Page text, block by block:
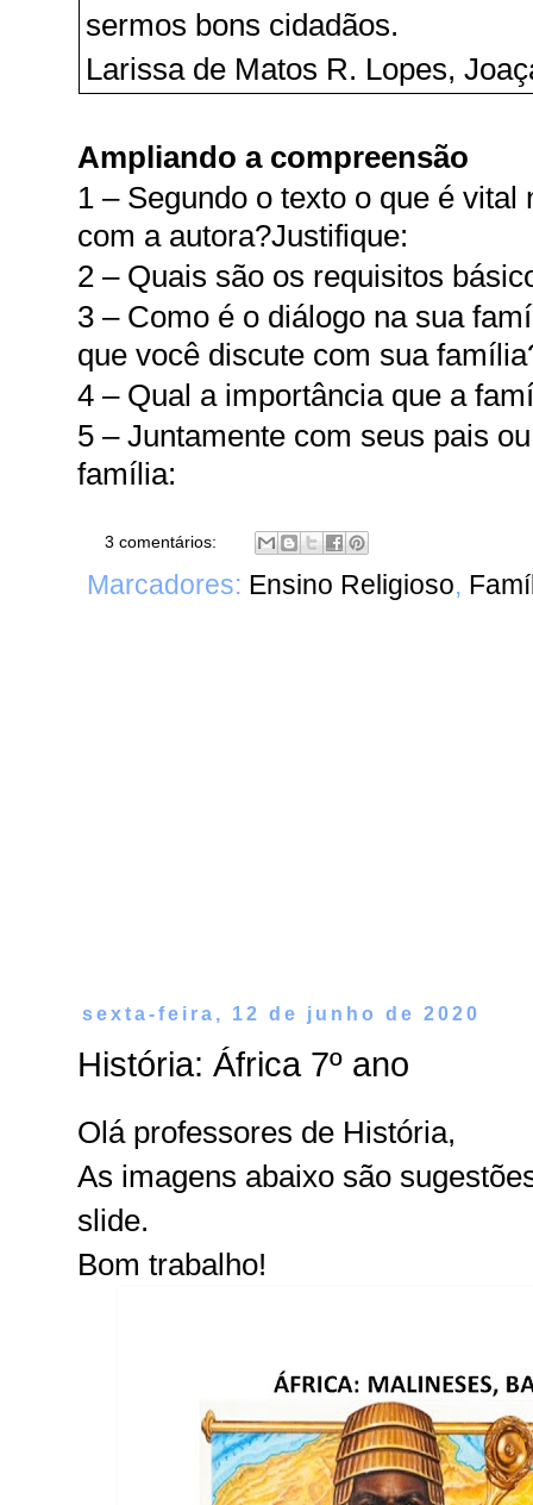
sermos bons cidadãos.
Larissa de Matos R. Lopes,
Ampliando a compreensão
1 – Segundo o texto o que é
com a autora?Justifique:
2 – Quais são os requisitos
3 – Como é o diálogo na sua
que você discute com sua
4 – Qual a importância que a
5 – Juntamente com seus pais
família:
3 comentários:
Marcadores: Ensino Religioso,
sexta-feira, 12 de junho de 2020
História: África 7º ano
Olá professores de História,
As imagens abaixo são
slide.
Bom trabalho!